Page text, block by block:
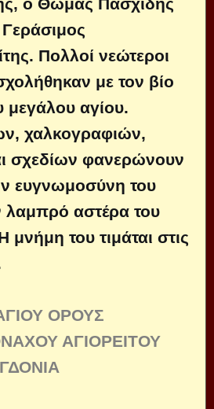
ο Θωμάς Πασχίδης
Πολλοί νεώτεροι
με τον βίο
μεγάλoυ αγίου.
χαλκογραφιών,
σχεδίων φανερώνουν
ευγνωμοσύνη του
λαμπρό αστέρα του
του τιμάται στις
ΟΡΟΥΣ
ΑΓΙΟΡΕΙΤΟΥ